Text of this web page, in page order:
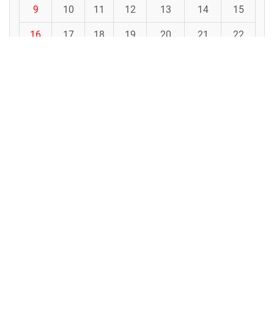
9 10 11 12 13 14 15
16 17 18 19 20 21 22